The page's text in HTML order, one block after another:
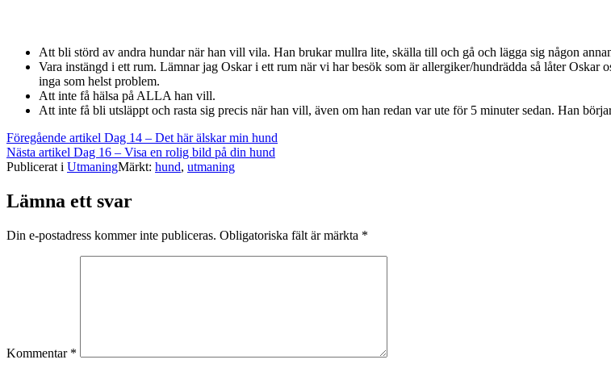
Att bli störd av andra hundar när han vill vila. Han brukar mullra lite, skälla till och gå och lägga sig någon
Vara instängd i ett rum. Lämnar jag Oskar i ett rum när vi har besök som är allergiker/hundrädda så låter
inga som helst problem.
Att inte få hälsa på ALLA han vill.
Att inte få bli utsläppt och rasta sig precis när han vill, även om han redan var ute för 5 minuter sedan. Han
Fortsätt
läsa
Föregående artikel Dag 14 – Det här älskar min hund
Nästa artikel Dag 16 – Visa en rolig bild på din hund
Publicerat i UtmaningMärkt: hund, utmaning
Lämna ett svar
Din e-postadress kommer inte publiceras. Obligatoriska fält är märkta *
Kommentar *